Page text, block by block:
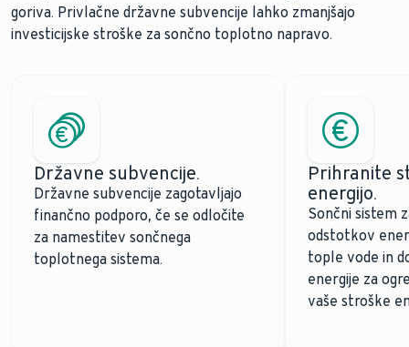
goriva. Privlačne državne subvencije lahko zmanjšajo
investicijske stroške za sončno toplotno napravo.
Državne subvencije.
Državne subvencije zagotavljajo
finančno podporo, če se odločite
za namestitev sončnega
toplotnega sistema.
Prihranite
energijo.
Sončni sistem
odstotkov
tople vode in
energije za
vaše stroške